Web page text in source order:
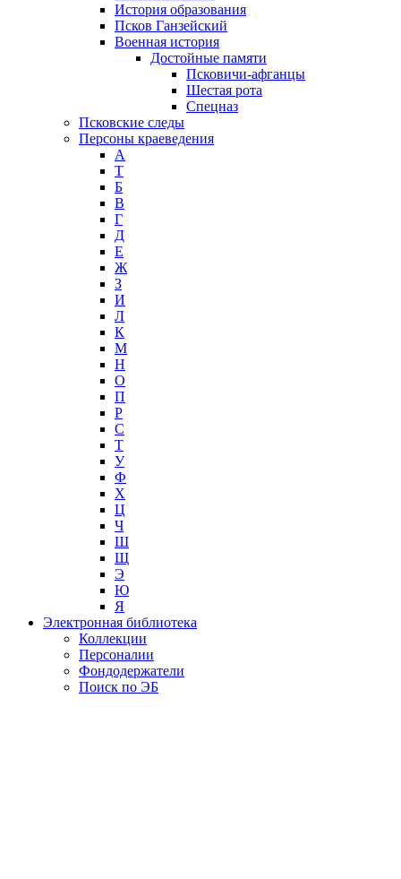
История образования
Псков Ганзейский
Военная история
Достойные памяти
Псковичи-афганцы
Шестая рота
Спецназ
Псковские следы
Персоны краеведения
А
T
Б
В
Г
Д
Е
Ж
З
И
Л
К
М
Н
О
П
Р
С
Т
У
Ф
Х
Ц
Ч
Ш
Щ
Э
Ю
Я
Электронная библиотека
Коллекции
Персоналии
Фондодержатели
Поиск по ЭБ